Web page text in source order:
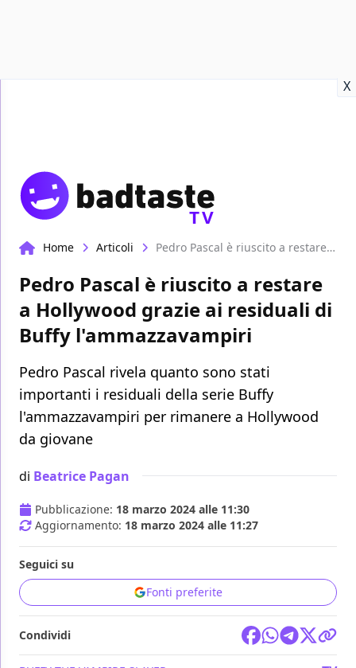
X
TV
Home Articoli Pedro Pascal è riuscito a restare a Hollywood grazie ai residuali di Buffy l'ammazzavampiri
Pedro Pascal è riuscito a restare
a Hollywood grazie ai residuali di
Buffy l'ammazzavampiri
Pedro Pascal rivela quanto sono stati
importanti i residuali della serie Buffy
l'ammazzavampiri per rimanere a Hollywood
da giovane
di Beatrice Pagan
Pubblicazione: 18 marzo 2024 alle 11:30
Aggiornamento: 18 marzo 2024 alle 11:27
Seguici su
Fonti preferite
Condividi